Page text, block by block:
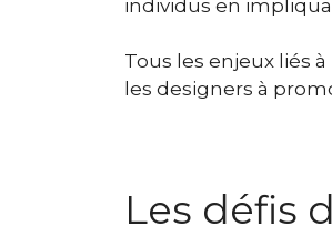
individus en
Tous les enjeux liés
les designers à
Les défis